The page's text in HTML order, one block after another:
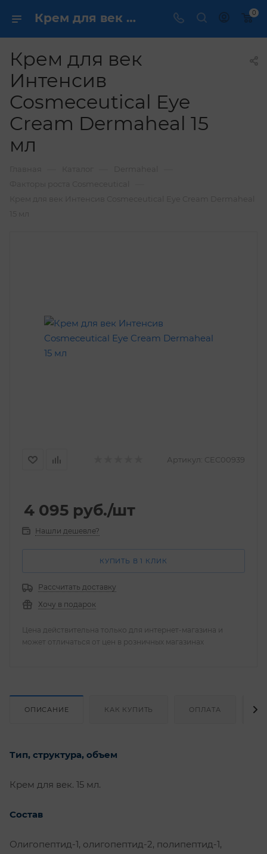
Крем для век Интенсив Cosmeceutical Eye Cream Dermaheal 15 мл купить по выгодной цене в интернет магазине 0
Крем для век
Интенсив
Cosmeceutical Eye
Cream Dermaheal 15
мл
Артикул: CEC00939
4 095 руб./шт
Нашли дешевле?
КУПИТЬ В 1 КЛИК
Рассчитать доставку
Хочу в подарок
Цена действительна только для интернет-магазина и
может отличаться от цен в розничных магазинах
ОПИСАНИЕ КАК КУПИТЬ ОПЛАТА
Тип, структура, объем
Крем для век. 15 мл.
Состав
Олигопептид-1, олигопептид-2, полипептид-1,